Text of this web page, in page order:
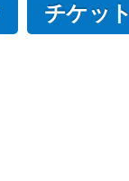
チケット